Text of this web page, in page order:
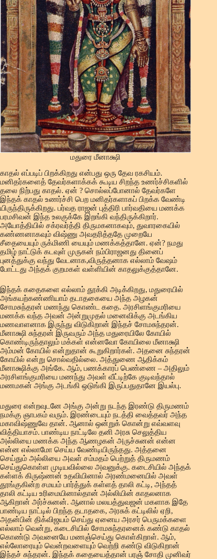
மதுரை மீனாக்ஷி
காதல் எப்படிப் பிறக்கிறது என்பது ஒரு தேவ ரகசியம்.
மனிதர்களைத் தேவர்களாக்கக் கூடிய சிறந்த உணர்ச்சிகளில்
தலை நிற்பது காதல். ஏன் ? சொல்லப்போனால் தேவர்களே
இந்தக் காதல் உணர்ச்சி பெற மனிதர்களாகப் பிறக்க வேண்டி
யிருந்திருக்கிறது. பர்வத ராஜன் புத்திரி பார்வதியை மணக்க
பரமசிவன் இந்த உலகுக்கே இறங்கி வந்திருக்கிறார்.
அயோத்தியில் சக்ரவர்த்தி திருமகனாகவும், துவாரகையில்
கண்ணனாகவும் விஷ்ணு அவதரித்ததே முறையே
சீதையையும் ருக்மிணி யையும் மணக்கத்தானே. ஏன்? நமது
தமிழ் நாட்டுக் கடவுள் முருகன் நம்பிராஜனது தினைப்
புனத்துக்கு வந்து வேடனாக,விருத்தனாக எல்லாம் வேஷம்
போட்டது அந்தக் குறமகள் வள்ளியின் காதலுக்குத்தானே.
இந்தக் கதைகளை எல்லாம் தூக்கி அடிக்கிறது, மதுரையில்
அங்கயற்கண்ணியாம் தடாதகையை அந்த அழகன்
சோமசுந்தரன் மணந்து கொண்ட கதை. அரசிளங்குமரியை
மணக்க வந்த அவன் அன்றுமுதல் மனைவிக்கு அடங்கிய
மணவாளனாக இருந்து விடுகிறான் இந்தச் சோமசுந்தரன்.
மீனாக்ஷி சுந்தரன் இருவரும் அந்த மதுரையிலே கோயில்
கொண்டிருந்தாலும் மக்கள் என்னவோ கோயிலை மீனாக்ஷி
அம்மன் கோயில் என்றுதான் கூறுகிறார்கள். அதனை சுந்தரன்
கோயில் என்று சொல்வதில்லை. அத்துணை ஆதிக்கம்
மீனாக்ஷிக்கு அங்கே. ஆம், பணக்காரப் பெண்ணை – அதிலும்
அரசிளங்குமரியை மணந்து அவள் வீட்டிற்கே குடிவந்தால்
மணமகன் அங்கு அடங்கி ஒடுங்கி இருப்பதுதானே இயல்பு.
மதுரை என்றவுடனே அங்கு அன்று நடந்த இரண்டு திருமணம்
நமக்கு ஞாபகம் வரும். இரண்டையும் நடத்தி வைத்தவர் அந்த
மகாவிஷ்ணுவே தான். ஆனால் ஒன்றுக் கொன்று எவ்வளவு
வித்தியாசம். பாண்டிய நாட்டிலே தனி அரசு செலுத்திய
அல்லியை மணக்க அந்த ஆணழகன் அருச்சுனன் என்ன
என்ன எல்லாமோ செய்ய வேண்டியிருந்தது. அத்தனை
செய்தும் அல்லியை அவள் சம்மதம் பெற்றுத் திருமணம்
செய்துகொள்ள முடியவில்லை அவனுக்கு. கடைசியில் அந்தக்
கள்ளக் கிருஷ்ணன் உதவியினால் அரண்மனையில் அவள்
தூங்குகின்ற சமயம் பார்த்துக் கள்ளத் தாலி கட்டி, அந்தத்
தாலி கட்டிய உரிமையினால்தான் அல்லியின் காதலனாக
ஆகிறான் அர்ச்சுனன். ஆனால் மலயத்துவஜன் மகளாக இதே
பாண்டிய நாட்டில் பிறந்த தடாதகை, அரசுக் கட்டிலில் ஏறி,
அதன்பின் திக்விஜயம் செய்து ஏனைய அரசர் பெருமக்களை
எல்லாம் வென்று, கடைசியில் சோமசுந்தரனைக் கண்டு காதல்
கொண்டு அவனையே மணஞ்செய்து கொள்கிறாள். ஆம்,
எல்லோரையும் வென்றவளையும் வெற்றி கண்டு விடுகிறான்
இந்தச் சுந்தரன். இந்தக் கதையைத்தான் பரஞ் சோதி முனிவர்